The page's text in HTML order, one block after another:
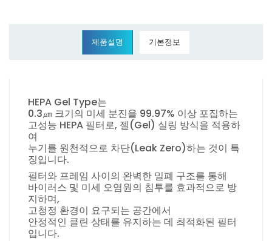
제품설명 기본정보
HEPA Gel Type는
0.3㎛ 크기의 미세 분진을 99.97% 이상 포집하는
고성능 HEPA 필터로, 젤(Gel) 실링 방식을 적용하
여
누기를 원천적으로 차단(Leak Zero)하는 것이 특
징입니다.
필터와 프레임 사이의 완벽한 밀폐 구조를 통해
바이러스 및 미세 오염원의 침투를 효과적으로 방
지하며,
고청정 환경이 요구되는 공간에서
안정적인 클린 상태를 유지하는 데 최적화된 필터
입니다.